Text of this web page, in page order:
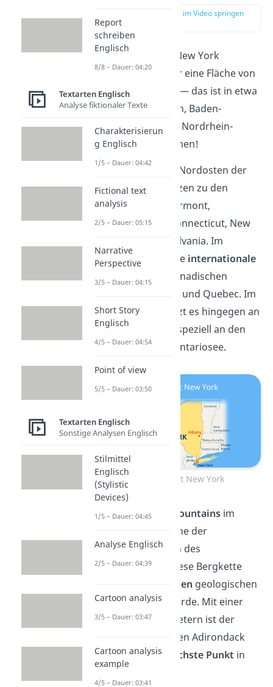
zur Stelle im Video springen
Der Bundesstaat New York
erstreckt sich über eine Fläche von
etwa 141.300 km
— das ist in etwa
so groß wie Bayern, Baden-
Württemberg und Nordrhein-
Westfalen zusammen!
New York liegt im Nordosten der
USA und hat Grenzen zu den
Bundesstaaten Vermont,
Massachusetts, Connecticut, New
Jersey und Pennsylvania. Im
Norden teilt es eine internationale
Grenze
mit den kanadischen
Provinzen Ontario und Quebec. Im
Nordwesten
grenzt es hingegen an
dieGroßen Seen
, speziell an den
Eriesee und den Ontariosee.
Bundesstaat New York
DieAdirondack Mountains im
Nordosten sind eine der
Hauptattraktionen des
Bundesstaates. Diese Bergkette
ältesten geologischen
Formationen der Erde. Mit einer
Höhe von 1.629 Metern ist der
in den Adirondack
Mountains der
höchste Punkt in
New York.
Report
schreiben
Englisch
8/8 – Dauer: 04:20
Textarten Englisch
Analyse fiktionaler Texte
Charakterisierun
g Englisch
1/5 – Dauer: 04:42
Fictional text
analysis
2/5 – Dauer: 05:15
Narrative
Perspective
3/5 – Dauer: 04:15
Short Story
Englisch
4/5 – Dauer: 04:54
Point of view
5/5 – Dauer: 03:50
Textarten Englisch
Sonstige Analysen Englisch
Stilmittel
Englisch
(Stylistic
Devices)
1/5 – Dauer: 04:45
Analyse Englisch
2/5 – Dauer: 04:39
Cartoon analysis
3/5 – Dauer: 03:47
Cartoon analysis
example
4/5 – Dauer: 03:41